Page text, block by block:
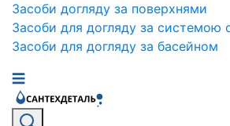
Засоби догляду за поверхнями
Засоби для догляду за системою
Засоби для догляду за басейном